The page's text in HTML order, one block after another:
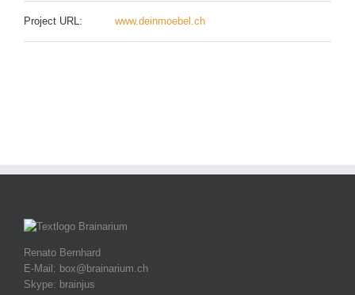
Project URL: www.deinmoebel.ch
Renato Bernhard
E-Mail: box@brainarium.ch
Skype: brainjus